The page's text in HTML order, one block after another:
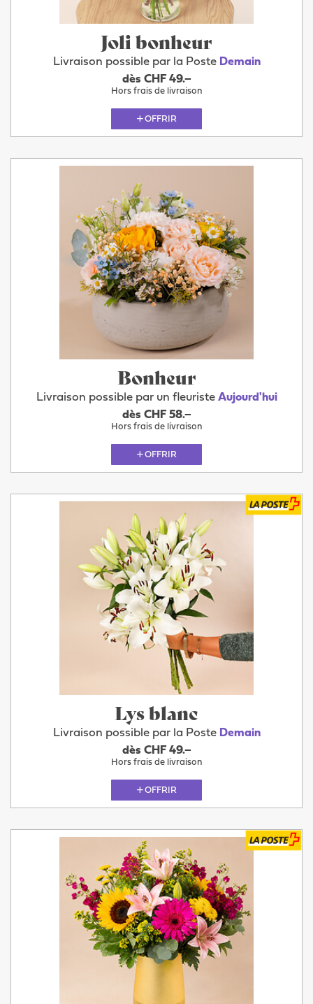
Joli bonheur
Livraison possible par la Poste Demain
dès CHF 49.–
Hors frais de livraison
OFFRIR
Bonheur
Livraison possible par un fleuriste Aujourd'hui
dès CHF 58.–
Hors frais de livraison
OFFRIR
Lys blanc
Livraison possible par la Poste Demain
dès CHF 49.–
Hors frais de livraison
OFFRIR